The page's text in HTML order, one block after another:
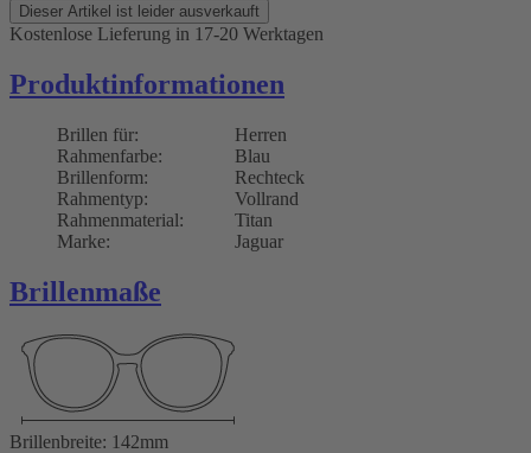
Dieser Artikel ist leider ausverkauft
Kostenlose Lieferung in 17-20 Werktagen
Produktinformationen
Brillen für:
Herren
Rahmenfarbe:
Blau
Brillenform:
Rechteck
Rahmentyp:
Vollrand
Rahmenmaterial:
Titan
Marke:
Jaguar
Brillenmaße
Brillenbreite: 142mm